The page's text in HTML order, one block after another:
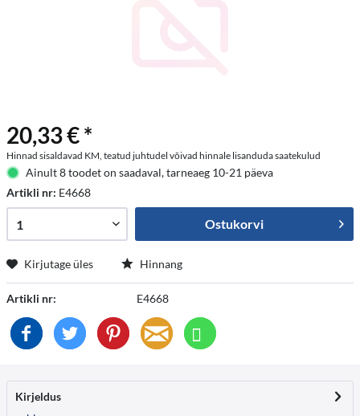
20,33 € *
Hinnad sisaldavad KM, teatud juhtudel võivad hinnale lisanduda saatekulud
Ainult 8 toodet on saadaval, tarneaeg 10-21 päeva
Artikli nr: E4668
Ostukorvi
Kirjutage üles Hinnang
Artikli nr: E4668
Kirjeldus